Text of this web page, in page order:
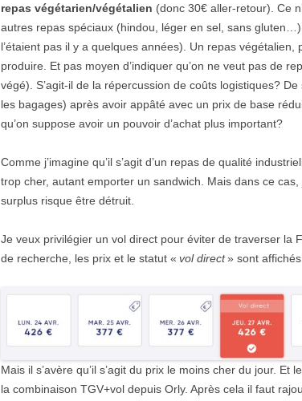
repas végétarien/végétalien (donc 30€ aller-retour). Ce
autres repas spéciaux (hindou, léger en sel, sans
l’étaient pas il y a quelques années). Un repas
produire. Et pas moyen d’indiquer qu’on ne veut pas de
végé). S’agit-il de la répercussion de coûts logistiques?
les bagages) après avoir appâté avec un prix de base
qu’on suppose avoir un pouvoir d’achat plus important?
Comme j’imagine qu’il s’agit d’un repas de qualité
trop cher, autant emporter un sandwich. Mais dans ce
surplus risque être détruit.
Je veux privilégier un vol direct pour éviter de traverser la
de recherche, les prix et le statut « vol direct» sont affichés.
Mais il s’avère qu’il s’agit du prix le moins cher du jour. Et
la combinaison TGV+vol depuis Orly. Après cela il faut